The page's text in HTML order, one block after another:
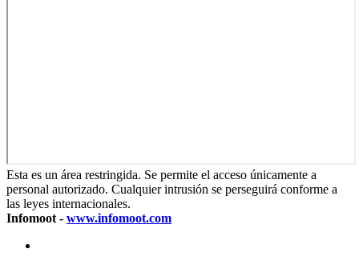
Esta es un área restringida. Se permite el acceso únicamente a
personal autorizado. Cualquier intrusión se perseguirá conforme a
las leyes internacionales.
Infomoot - www.infomoot.com